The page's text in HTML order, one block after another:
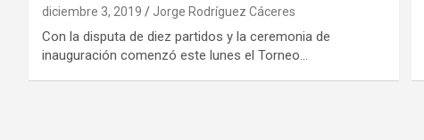
diciembre 3, 2019 Jorge Rodríguez Cáceres
Con la disputa de diez partidos y la ceremonia de
inauguración comenzó este lunes el Torneo…